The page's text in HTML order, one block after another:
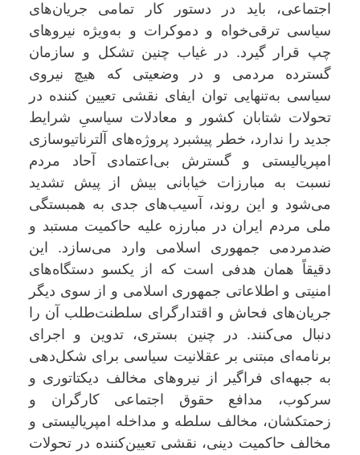
اجتماعی، باید در دستور کار تمامی جریان‌های
سیاسی ترقی‌خواه و دموکرات و به‌ویژه نیروهای
چپ قرار گیرد. در غیاب چنین تشکل و سازمان
گسترده مردمی و در وضعیتی که هیچ نیروی
سیاسی به‌تنهایی توان ایفای نقشی تعیین کننده در
تحولات شتابان کشور و معادلات سیاسیِ شرایط
جدید را ندارد، خطر پیشبرد پروژه‌های آلترناتیوسازی
امپریالیستی و گسترش بی‌اعتمادی آحاد مردم
نسبت به مبارزات خیابانی بیش از پیش تشدید
می‌شود و این روند، آسیب‌های جدی به همبستگی
ملی مردم ایران در مبارزه علیه حاکمیت مستبد و
ضدمردمی جمهوری اسلامی وارد می‌سازد. این
دقیقاً همان هدفی است که از یکسو دستگاه‌های
امنیتی و اطلاعاتی جمهوری اسلامی و از سوی دیگر
جریان‌های فحاش و اقتدارگرای سلطنت‌طلب آن را
دنبال می‌کنند. در چنین بستری، تدوین و اجرای
برنامه‌ای مبتنی بر عقلانیت سیاسی برای شکل‌دهی
به جبهه‌ای فراگیر از نیروهای مخالف دیکتاتوری و
سرکوب، مدافع حقوق اجتماعی کارگران و
زحمتکشان، مخالف سلطه و مداخله امپریالیستی و
مخالف حاکمیت دینی، نقشی تعیین‌کننده در تحولات